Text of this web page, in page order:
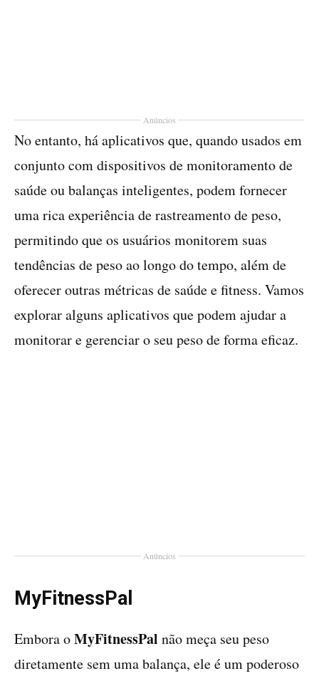
Anúncios
No entanto, há aplicativos que, quando usados em
conjunto com dispositivos de monitoramento de
saúde ou balanças inteligentes, podem fornecer
uma rica experiência de rastreamento de peso,
permitindo que os usuários monitorem suas
tendências de peso ao longo do tempo, além de
oferecer outras métricas de saúde e fitness. Vamos
explorar alguns aplicativos que podem ajudar a
monitorar e gerenciar o seu peso de forma eficaz.
Anúncios
MyFitnessPal
Embora oMyFitnessPal não meça seu peso
diretamente sem uma balança, ele é um poderoso